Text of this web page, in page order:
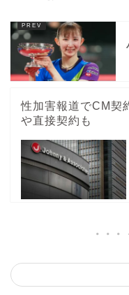
性加害報道でCM契
や直接契約も